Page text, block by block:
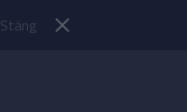
Stäng